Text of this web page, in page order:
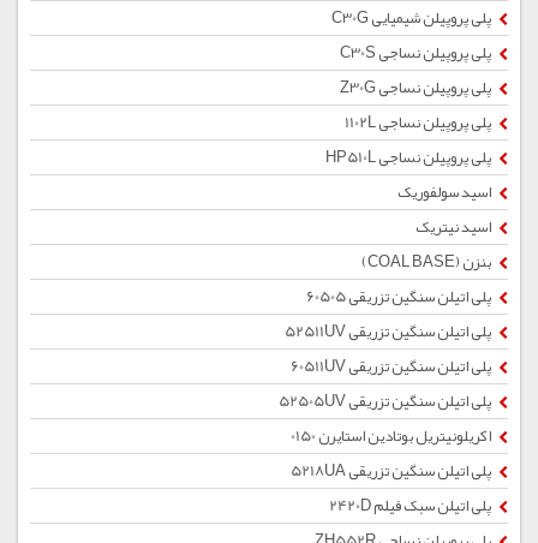
پلی پروپیلن شیمیایی C30G
پلی پروپیلن نساجی C30S
پلی پروپیلن نساجی Z30G
پلی پروپیلن نساجی 1102L
پلی پروپیلن نساجی HP510L
اسید سولفوریک
اسید نیتریک
بنزن (COAL BASE)
پلی اتیلن سنگین تزریقی 60505
پلی اتیلن سنگین تزریقی 52511UV
پلی اتیلن سنگین تزریقی 60511UV
پلی اتیلن سنگین تزریقی 52505UV
اکریلونیتریل بوتادین استایرن 0150
پلی اتیلن سنگین تزریقی 5218UA
پلی اتیلن سبک فیلم 2420D